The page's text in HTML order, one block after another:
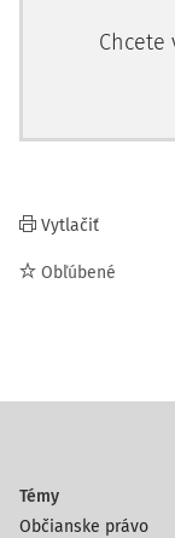
Chcete
Vytlačiť
Obľúbené
Témy
Občianske právo